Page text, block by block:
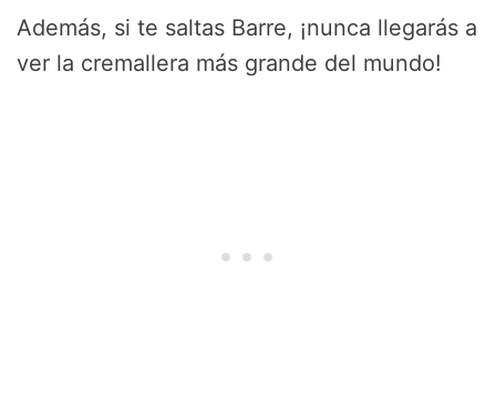
Además, si te saltas Barre, ¡nunca llegarás a
ver la cremallera más grande del mundo!